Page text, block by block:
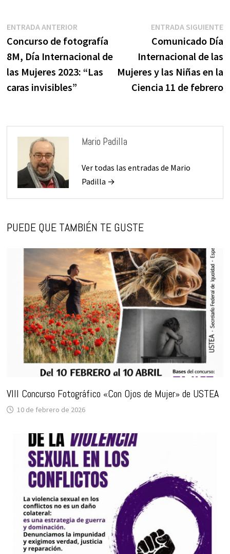
k
tir
Navegación
de
entradas
ENTRADA ANTERIOREntrada
anterior:
Concurso de fotografía
8M, Día Internacional de
las Mujeres 2023: “Las
caras invisibles”
ENTRADA SIGUIENTE
Comunicado Día
Internacional de las
Mujeres y las Niñas en la
Ciencia 11 de febrero
Mario Padilla
Ver todas las entradas de Mario
Padilla →
PUEDE QUE TAMBIÉN TE GUSTE
VIII Concurso Fotográfico «Con Ojos de Mujer» de USTEA
10 de febrero de 2026